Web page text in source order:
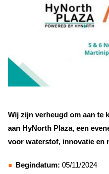
Wij zijn verheugd om aan te
aan HyNorth Plaza, een
voor waterstof, innovatie en
Begindatum: 05/11/2024